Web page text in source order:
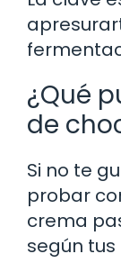
¿Qué
de
Si no te
probar
crema
según